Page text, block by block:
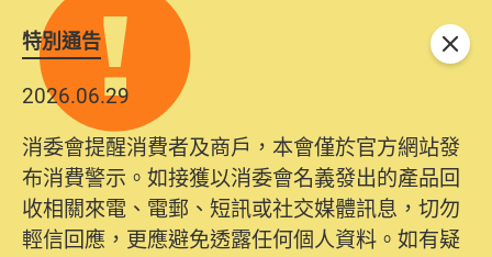
特別通告
2026.06.29
消委會提醒消費者及商戶，本會僅於官方網站發
布消費警示。如接獲以消委會名義發出的產品回
收相關來電、電郵、短訊或社交媒體訊息，切勿
輕信回應，更應避免透露任何個人資料。如有疑
關閉